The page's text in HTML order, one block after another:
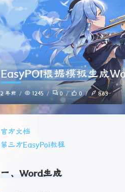
EasyPOI根据模板生成
2 年前 1245 0 0 863
官方文档
第三方EasyPoi教程
一、Word生成